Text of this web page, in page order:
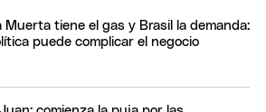
Muerta tiene el gas y Brasil la demanda:
puede complicar el negocio